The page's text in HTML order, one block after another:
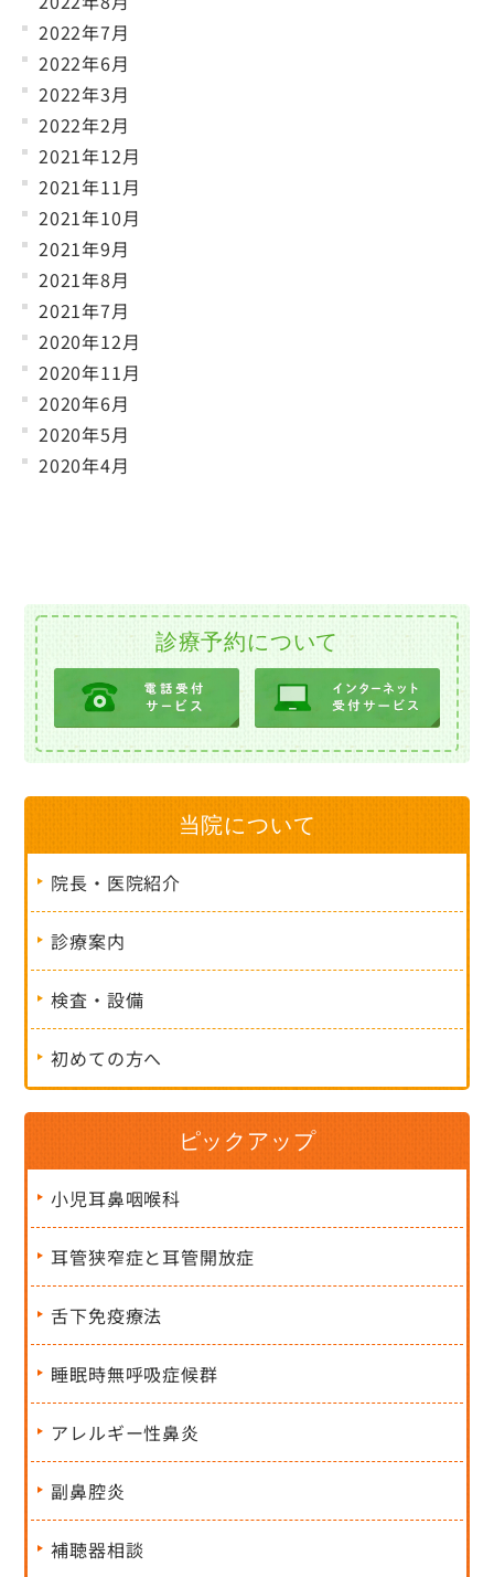
2022年7月
2022年6月
2022年3月
2022年2月
2021年12月
2021年11月
2021年10月
2021年9月
2021年8月
2021年7月
2020年12月
2020年11月
2020年6月
2020年5月
2020年4月
診療予約について
当院について
院長・医院紹介
診療案内
検査・設備
初めての方へ
ピックアップ
小児耳鼻咽喉科
耳管狭窄症と耳管開放症
舌下免疫療法
睡眠時無呼吸症候群
アレルギー性鼻炎
副鼻腔炎
補聴器相談